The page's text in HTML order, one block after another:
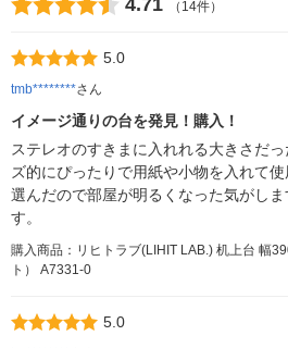
4.71 （14件）
5.0
tmb********さん
イメージ通りの台を発見！購入！
ステレオのすきまに入れれる大きさだ
ズ的にぴったりで用紙や小物を入れて
選んだので部屋が明るくなった気がし
す。
購入商品：リヒトラブ(LIHIT LAB.) 机上台 幅
ト） A7331-0
5.0